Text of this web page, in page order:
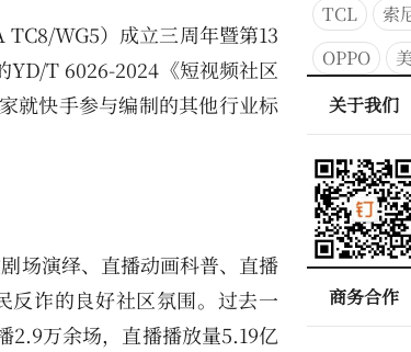
WG5）成立三周年暨第13
YD/T 6026-2024《短视频社区
就快手参与编制的其他行业标
场演绎、直播动画科普、直播
反诈的良好社区氛围。过去一
2.9万余场，直播播放量5.19亿
TCL
索
OPPO
关于我们
商务合作